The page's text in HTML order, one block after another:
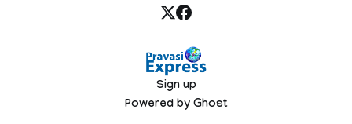
Sign up
Powered by Ghost